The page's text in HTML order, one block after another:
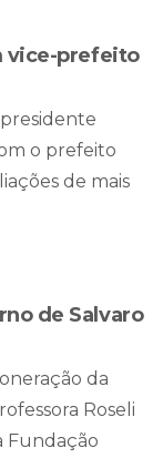
vice-prefeito
o prefeito
de mais
de Salvaro
da
Roseli
Fundação